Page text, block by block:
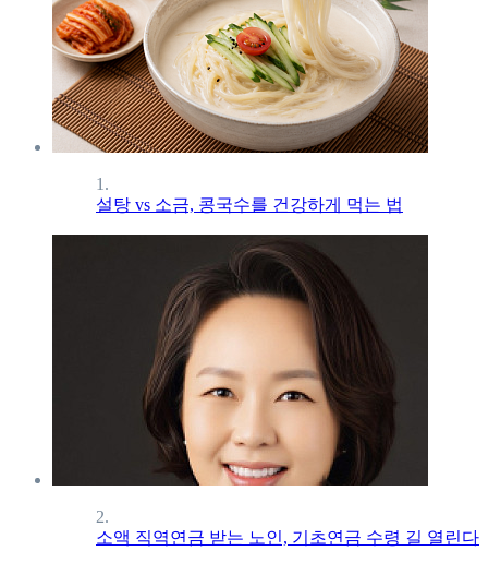
1.
설탕 vs 소금, 콩국수를 건강하게 먹는 법
2.
소액 직역연금 받는 노인, 기초연금 수령 길 열린다